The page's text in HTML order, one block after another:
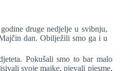
druge nedjelje u svibnju,
dan. Obilježili smo ga i u
Pokušali smo to bar malo
svoje majke, pjevali pjesme,